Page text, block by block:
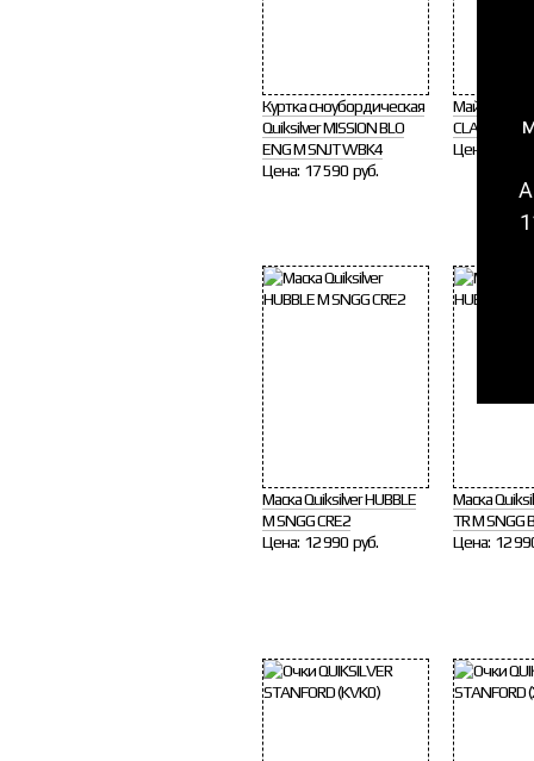
Куртка сноубордическая
Quiksilver MISSION BLO
ENG M SNJT WBK4
Цена: 17 590 руб.
Майка
CLASSIC
Цена:
Маска Quiksilver HUBBLE
M SNGG CRE2
Цена: 12 990 руб.
Маска
TR M SNGG
Цена: 12